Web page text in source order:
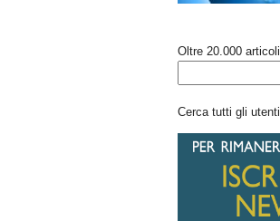
Oltre 20.000 articoli
Cerca tutti gli utenti